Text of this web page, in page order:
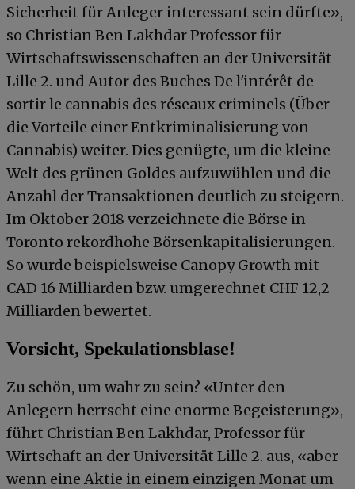
Sicherheit für Anleger interessant sein dürfte»,
so Christian Ben Lakhdar Professor für
Wirtschaftswissenschaften an der Universität
Lille 2. und Autor des Buches De l'intérêt de
sortir le cannabis des réseaux criminels (Über
die Vorteile einer Entkriminalisierung von
Cannabis) weiter. Dies genügte, um die kleine
Welt des grünen Goldes aufzuwühlen und die
Anzahl der Transaktionen deutlich zu steigern.
Im Oktober 2018 verzeichnete die Börse in
Toronto rekordhohe Börsenkapitalisierungen.
So wurde beispielsweise Canopy Growth mit
CAD 16 Milliarden bzw. umgerechnet CHF 12,2
Milliarden bewertet.
Vorsicht, Spekulationsblase!
Zu schön, um wahr zu sein? «Unter den
Anlegern herrscht eine enorme Begeisterung»,
führt Christian Ben Lakhdar, Professor für
Wirtschaft an der Universität Lille 2. aus, «aber
wenn eine Aktie in einem einzigen Monat um